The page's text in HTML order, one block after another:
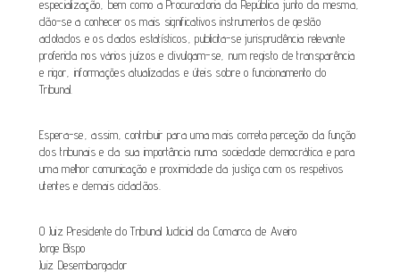
especialização, bem como a Procuradoria da República junto da mesma,
dão-se a conhecer os mais significativos instrumentos de gestão
adotados e os dados estatísticos, publicita-se jurisprudência relevante
proferida nos vários juízos e divulgam-se, num registo de transparência
e rigor, informações atualizadas e úteis sobre o funcionamento do
Tribunal.
Espera-se, assim, contribuir para uma mais correta perceção da função
dos tribunais e da sua importância numa sociedade democrática e para
uma melhor comunicação e proximidade da justiça com os respetivos
utentes e demais cidadãos.
O Juiz Presidente do Tribunal Judicial da Comarca de Aveiro
Jorge Bispo
Juiz Desembargador